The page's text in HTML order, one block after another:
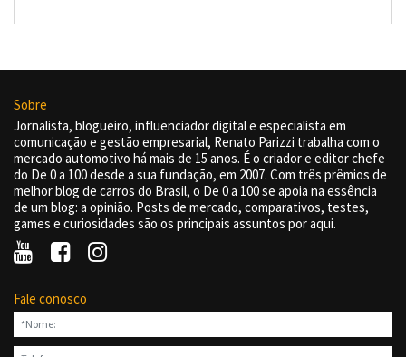
Sobre
Jornalista, blogueiro, influenciador digital e especialista em
comunicação e gestão empresarial, Renato Parizzi trabalha com o
mercado automotivo há mais de 15 anos. É o criador e editor chefe
do De 0 a 100 desde a sua fundação, em 2007. Com três prêmios de
melhor blog de carros do Brasil, o De 0 a 100 se apoia na essência
de um blog: a opinião. Posts de mercado, comparativos, testes,
games e curiosidades são os principais assuntos por aqui.
Fale conosco